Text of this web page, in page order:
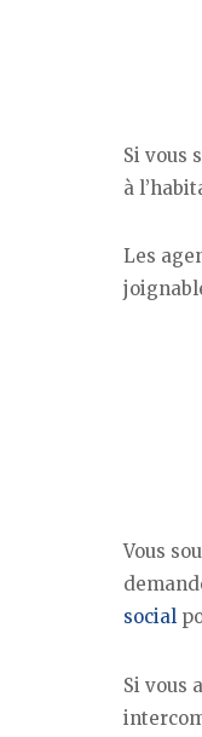
Si vous
à
Les
Vous
social
Si vous